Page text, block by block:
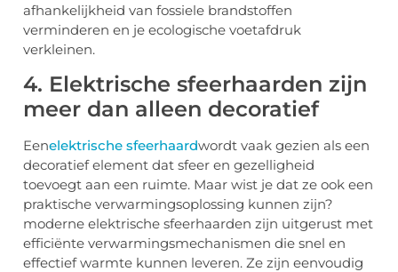
afhankelijkheid van fossiele brandstoffen
verminderen en je ecologische voetafdruk
verkleinen.
4. Elektrische sfeerhaarden zijn
meer dan alleen decoratief
Eenelektrische sfeerhaardwordt vaak gezien als een
decoratief element dat sfeer en gezelligheid
toevoegt aan een ruimte. Maar wist je dat ze ook een
praktische verwarmingsoplossing kunnen zijn?
moderne elektrische sfeerhaarden zijn uitgerust met
efficiënte verwarmingsmechanismen die snel en
effectief warmte kunnen leveren. Ze zijn eenvoudig